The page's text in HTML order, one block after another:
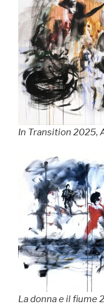
In Transition 2025,
La donna e il fiume